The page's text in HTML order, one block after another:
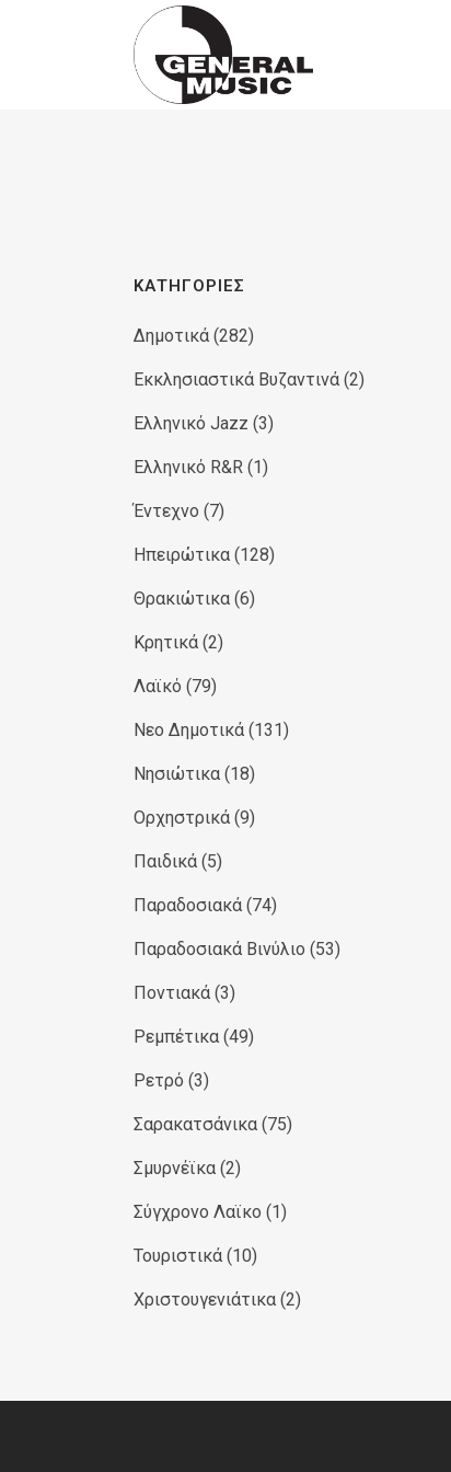
Products
ΚΑΤΗΓΟΡΊΕΣ
Δημοτικά (282)
Εκκλησιαστικά Βυζαντινά (2)
Ελληνικό Jazz (3)
Ελληνικό R&R (1)
Έντεχνο (7)
Ηπειρώτικα (128)
Θρακιώτικα (6)
Κρητικά (2)
Λαϊκό (79)
Νεο Δημοτικά (131)
Νησιώτικα (18)
Ορχηστρικά (9)
Παιδικά (5)
Παραδοσιακά (74)
Παραδοσιακά Βινύλιο (53)
Ποντιακά (3)
Ρεμπέτικα (49)
Ρετρό (3)
Σαρακατσάνικα (75)
Σμυρνέϊκα (2)
Σύγχρονο Λαϊκο (1)
Τουριστικά (10)
Χριστουγενιάτικα (2)